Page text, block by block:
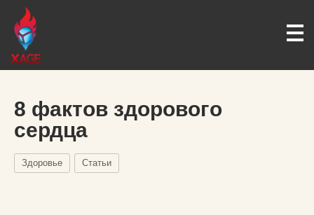
8 фактов здорового
сердца
Здоровье Статьи